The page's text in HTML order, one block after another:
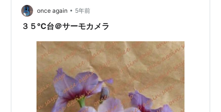
once again • 5年前
３５℃台＠サーモカメラ